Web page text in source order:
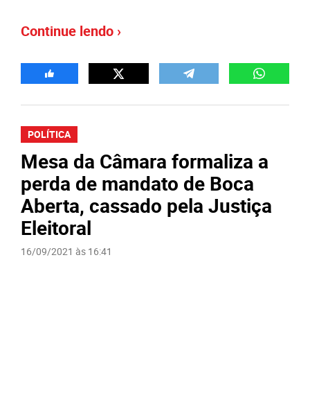
Continue lendo ›
POLÍTICA
Mesa da Câmara formaliza a
perda de mandato de Boca
Aberta, cassado pela Justiça
Eleitoral
16/09/2021 às 16:41